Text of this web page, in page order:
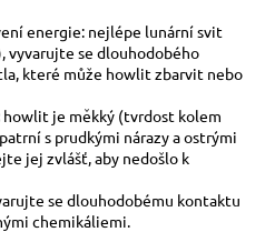
energie: nejlépe lunární svit
vyvarujte se dlouhodobého
které může howlit zbarvit nebo
howlit je měkký (tvrdost kolem
s prudkými nárazy a ostrými
jej zvlášť, aby nedošlo k
se dlouhodobému kontaktu
chemikáliemi.